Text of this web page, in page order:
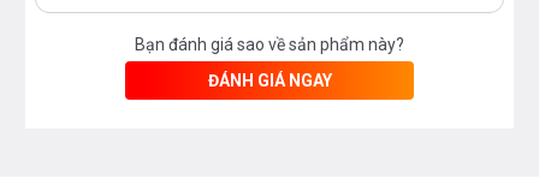
Bạn đánh giá sao về sản phẩm này?
ĐÁNH GIÁ NGAY